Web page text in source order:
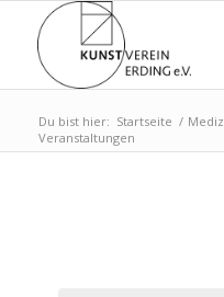
Du bist hier: Startseite /
Veranstaltungen